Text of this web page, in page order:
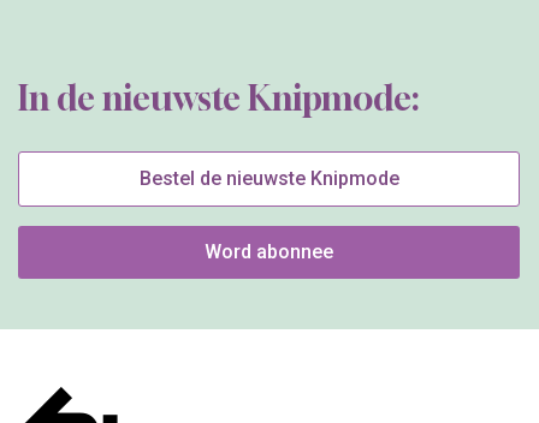
In de nieuwste Knipmode:
Bestel de nieuwste Knipmode
Word abonnee